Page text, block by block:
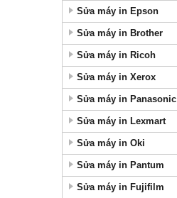
Sửa máy in Epson
Sửa máy in Brother
Sửa máy in Ricoh
Sửa máy in Xerox
Sửa máy in Panasonic
Sửa máy in Lexmart
Sửa máy in Oki
Sửa máy in Pantum
Sửa máy in Fujifilm